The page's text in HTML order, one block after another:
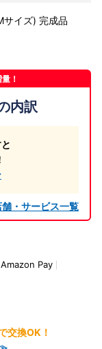
サイズ) 完成品
！
内訳
・サービス一覧
Amazon Pay
交換OK！